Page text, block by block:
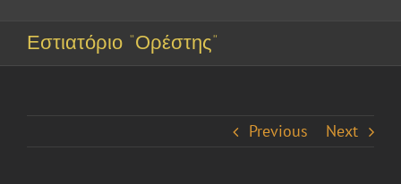
Εστιατόριο “Ορέστης”
Previous Next